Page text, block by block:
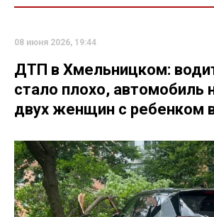
08 июня 2026, 19:44
ДТП в Хмельницком:
стало плохо, автомобиль
двух женщин с ребенком